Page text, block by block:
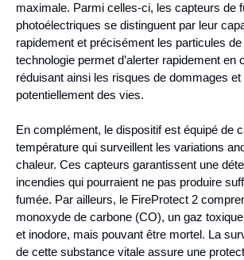
maximale. Parmi celles-ci, les capteurs de
photoélectriques se distinguent par leur
rapidement et précisément les particules
technologie permet d’alerter rapidement en
réduisant ainsi les risques de dommages
potentiellement des vies.
En complément, le dispositif est équipé de
température qui surveillent les variations
chaleur. Ces capteurs garantissent une
incendies qui pourraient ne pas produire
fumée. Par ailleurs, le FireProtect 2
monoxyde de carbone (CO), un gaz
et inodore, mais pouvant être mortel. La
de cette substance vitale assure une